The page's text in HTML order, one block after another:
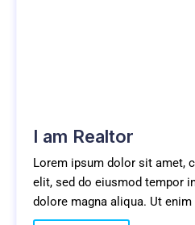
I am Realtor
Lorem ipsum dolor sit amet,
elit, sed do eiusmod tempor
dolore magna aliqua. Ut